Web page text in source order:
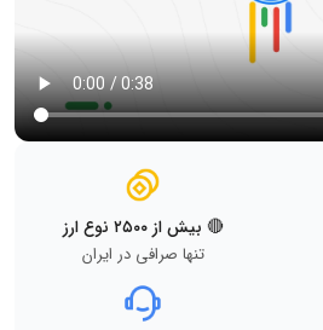
🔴 بیش از ۲۵۰۰ نوع ارز
تنها صرافی در ایران